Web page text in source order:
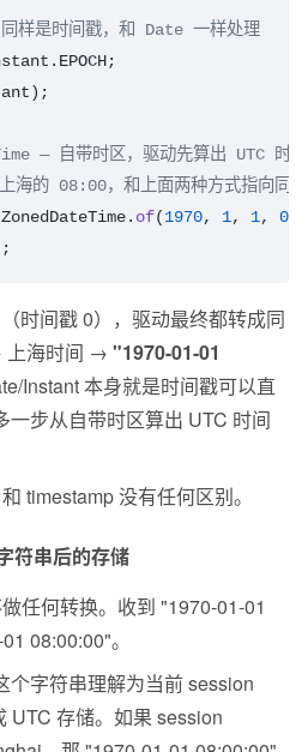
是时间戳，和 Date 一样处理
— 自带时区，驱动先算出 UTC 时
的 08:00，和上面两种方式指向同一
ZonedDateTime. of(1970, 1, 1, 0
时间戳 0），驱动最终都转成同
上海时间 → "1970-01-01
Instant 本身就是时间戳可以直
步从自带时区算出 UTC 时间
timestamp 没有任何区别。
符串后的存储
任何转换。收到 "1970-01-01
08:00:00"。
个字符串理解为当前 session
UTC 存储。如果 session